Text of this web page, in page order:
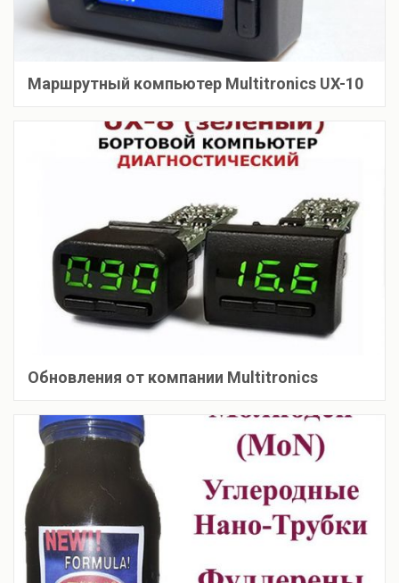
Маршрутный компьютер Multitronics UX-10
Обновления от компании Multitronics